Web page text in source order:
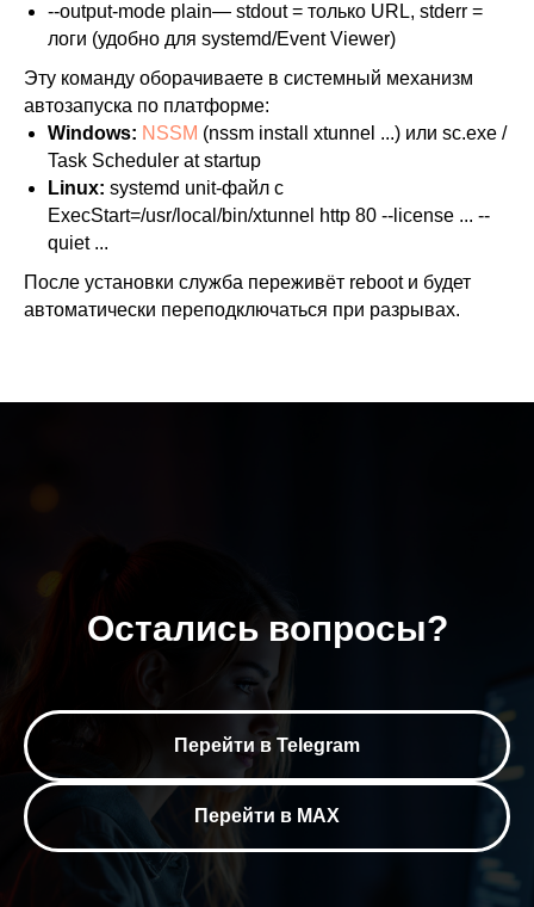
--output-mode plain— stdout = только URL, stderr =
логи (удобно для systemd/Event Viewer)
Эту команду оборачиваете в системный механизм
автозапуска по платформе:
Windows: NSSM (nssm install xtunnel ...) или sc.exe /
Task Scheduler at startup
Linux: systemd unit-файл с
ExecStart=/usr/local/bin/xtunnel http 80 --license ... --
quiet ...
После установки служба переживёт reboot и будет
автоматически переподключаться при разрывах.
Остались вопросы?
Перейти в Telegram
Перейти в MAX